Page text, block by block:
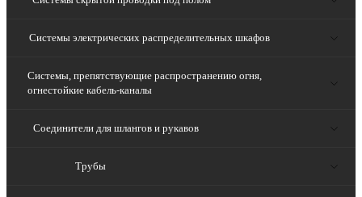
Системы электрических распределительных шкафов
Системы, препятствующие распространению огня,
огнестойкие кабель-каналы
Соединители для шлангов и рукавов
Трубы